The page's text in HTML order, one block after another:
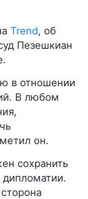
Trend, об
Пезешкиан
в отношении
В любом
он.
сохранить